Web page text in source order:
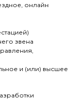
онлайн
звена
и (или) высшее